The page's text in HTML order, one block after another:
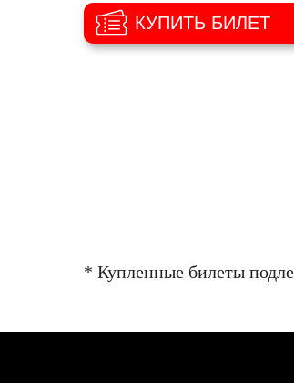
КУПИТЬ БИЛЕТ
* Купленные билеты